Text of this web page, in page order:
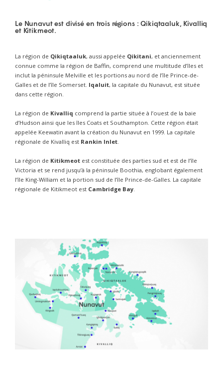
Le Nunavut est divisé en trois régions : Qikiqtaaluk, Kivalliq
et Kitikmeot.
La région de Qikiqtaaluk, aussi appelée Qikitani, et anciennement
connue comme la région de Baffin, comprend une multitude d’îles et
inclut la péninsule Melville et les portions au nord de l’île Prince-de-
Galles et de l’île Somerset. Iqaluit, la capitale du Nunavut, est située
dans cette région.
La région de Kivalliq comprend la partie située à l’ouest de la baie
d’Hudson ainsi que les îles Coats et Southampton. Cette région était
appelée Keewatin avant la création du Nunavut en 1999. La capitale
régionale de Kivalliq est Rankin Inlet
La région de Kitikmeot est constituée des parties sud et est de l’île
Victoria et se rend jusqu’à la péninsule Boothia, englobant également
l’île King-William et la portion sud de l’île Prince-de-Galles. La capitale
régionale de Kitikmeot est Cambridge Bay